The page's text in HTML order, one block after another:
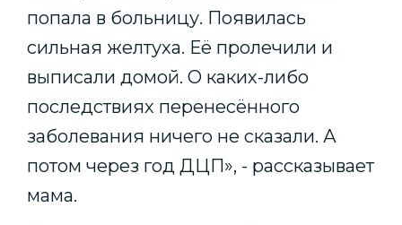
попала в больницу. Появилась
сильная желтуха. Её пролечили и
выписали домой. О каких-либо
последствиях перенесённого
заболевания ничего не сказали. А
потом через год ДЦП», - рассказывает
мама.